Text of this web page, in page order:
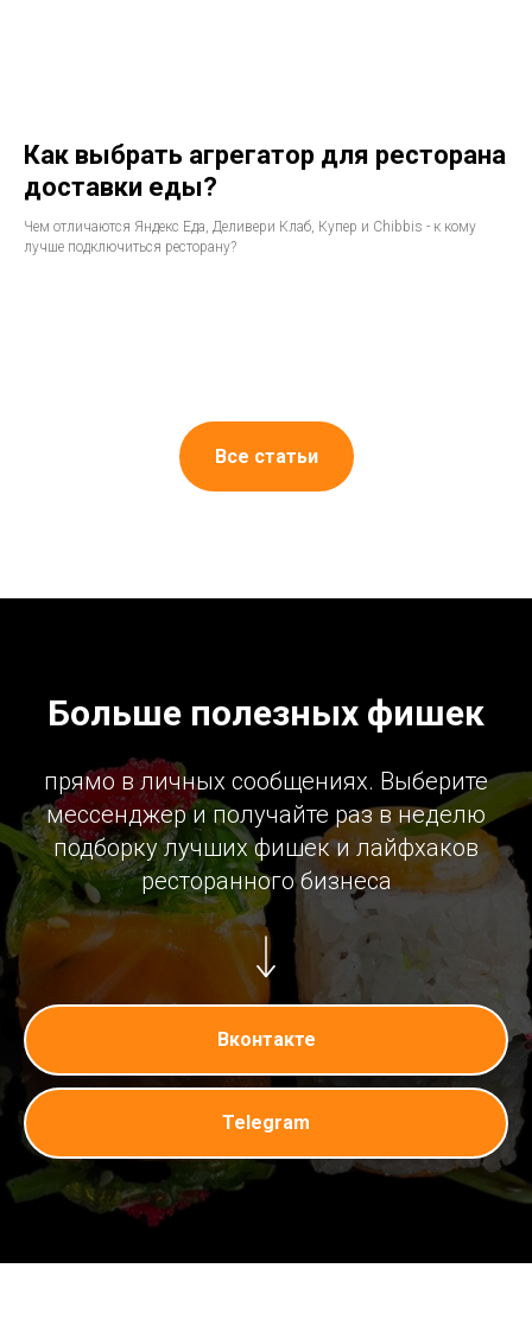
Как выбрать агрегатор для ресторана
доставки еды?
Чем отличаются Яндекс Еда, Деливери Клаб, Купер и Chibbis - к кому
лучше подключиться ресторану?
Все статьи
Больше полезных фишек
прямо в личных сообщениях. Выберите
мессенджер и получайте раз в неделю
подборку лучших фишек и лайфхаков
ресторанного бизнеса
Вконтакте
Telegram